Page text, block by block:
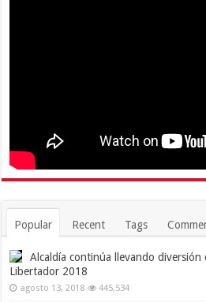
Popular Recent Tags
Alcaldía continúa llevando diversión
Libertador 2018
agosto 13, 2018 445,534